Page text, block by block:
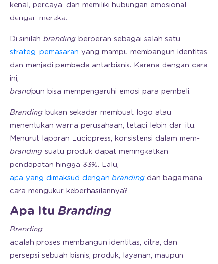
kenal, percaya, dan memiliki hubungan emosional
dengan mereka.
Di sinilah branding berperan sebagai salah satu
strategi pemasaran yang mampu membangun identitas
dan menjadi pembeda antarbisnis. Karena dengan cara
ini,
brandpun bisa mempengaruhi emosi para pembeli.
Branding bukan sekadar membuat logo atau
menentukan warna perusahaan, tetapi lebih dari itu.
Menurut laporan Lucidpress, konsistensi dalam mem-
branding suatu produk dapat meningkatkan
pendapatan hingga 33%. Lalu,
apa yang dimaksud dengan branding dan bagaimana
cara mengukur keberhasilannya?
Apa Itu Branding
Branding
adalah proses membangun identitas, citra, dan
persepsi sebuah bisnis, produk, layanan, maupun